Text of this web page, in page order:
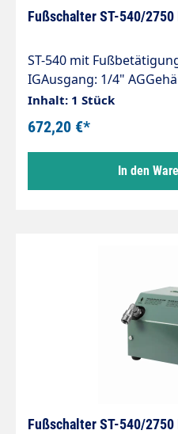
Fußschalter ST-540/2750
ST-540 mit
IGAusgang: 1/4"
GummifüßenMax. 500
Inhalt: 1 Stück
672,20 €*
In den
Fußschalter ST-540/2750